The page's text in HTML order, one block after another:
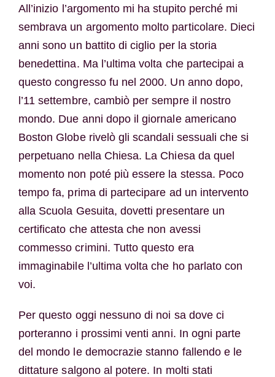
All’inizio l’argomento mi ha stupito perché mi
sembrava un argomento molto particolare. Dieci
anni sono un battito di ciglio per la storia
benedettina. Ma l’ultima volta che partecipai a
questo congresso fu nel 2000. Un anno dopo,
l’11 settembre, cambiò per sempre il nostro
mondo. Due anni dopo il giornale americano
Boston Globe rivelò gli scandali sessuali che si
perpetuano nella Chiesa. La Chiesa da quel
momento non poté più essere la stessa. Poco
tempo fa, prima di partecipare ad un intervento
alla Scuola Gesuita, dovetti presentare un
certificato che attesta che non avessi
commesso crimini. Tutto questo era
immaginabile l’ultima volta che ho parlato con
voi.
Per questo oggi nessuno di noi sa dove ci
porteranno i prossimi venti anni. In ogni parte
del mondo le democrazie stanno fallendo e le
dittature salgono al potere. In molti stati